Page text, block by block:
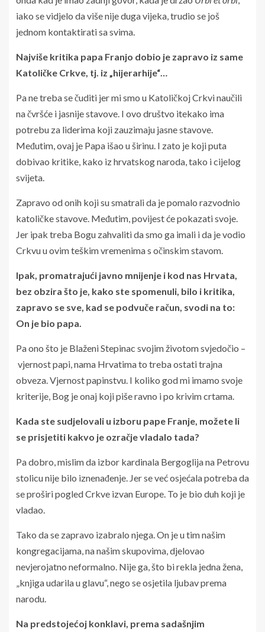
iako se vidjelo da više nije duga vijeka, trudio se još
jednom kontaktirati sa svima.
Najviše kritika papa Franjo dobio je zapravo iz same
Katoličke Crkve, tj. iz „hijerarhije“…
Pa ne treba se čuditi jer mi smo u Katoličkoj Crkvi naučili
na čvršće i jasnije stavove. I ovo društvo itekako ima
potrebu za liderima koji zauzimaju jasne stavove.
Međutim, ovaj je Papa išao u širinu. I zato je koji puta
dobivao kritike, kako iz hrvatskog naroda, tako i cijelog
svijeta.
Zapravo od onih koji su smatrali da je pomalo razvodnio
katoličke stavove. Međutim, povijest će pokazati svoje.
Jer ipak treba Bogu zahvaliti da smo ga imali i da je vodio
Crkvu u ovim teškim vremenima s očinskim stavom.
Ipak, promatrajući javno mnijenje i kod nas Hrvata,
bez obzira što je, kako ste spomenuli, bilo i kritika,
zapravo se sve, kad se podvuče račun, svodi na to:
On je bio papa.
Pa ono što je Blaženi Stepinac svojim životom svjedočio –
vjernost papi, nama Hrvatima to treba ostati trajna
obveza. Vjernost papinstvu. I koliko god mi imamo svoje
kriterije, Bog je onaj koji piše ravno i po krivim crtama.
Kada ste sudjelovali u izboru pape Franje, možete li
se prisjetiti kakvo je ozračje vladalo tada?
Pa dobro, mislim da izbor kardinala Bergoglija na Petrovu
stolicu nije bilo iznenađenje. Jer se već osjećala potreba da
se proširi pogled Crkve izvan Europe. To je bio duh koji je
vladao.
Tako da se zapravo izabralo njega. On je u tim našim
kongregacijama, na našim skupovima, djelovao
nevjerojatno neformalno. Nije ga, što bi rekla jedna žena,
„knjiga udarila u glavu“, nego se osjetila ljubav prema
narodu.
Na predstojećoj konklavi, prema sadašnjim